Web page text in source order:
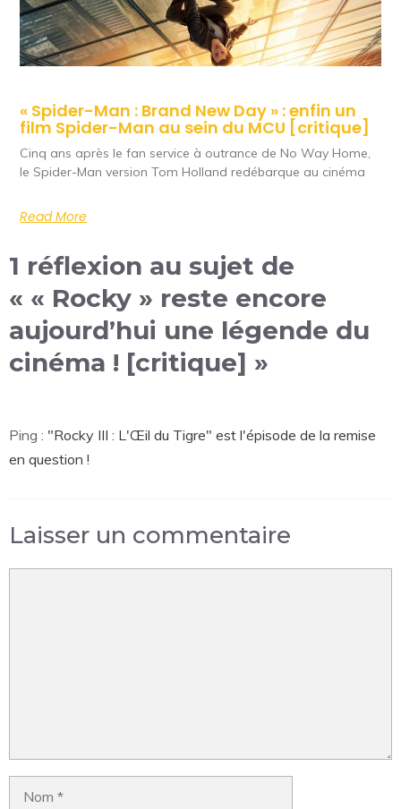
« Spider-Man : Brand New Day » : enfin un
film Spider-Man au sein du MCU [critique]
Cinq ans après le fan service à outrance de No Way Home,
le Spider-Man version Tom Holland redébarque au cinéma
Read More
1 réflexion au sujet de
« « Rocky » reste encore
aujourd’hui une légende du
cinéma ! [critique] »
Ping : "Rocky III : L'Œil du Tigre" est l'épisode de la remise
en question !
Laisser un commentaire